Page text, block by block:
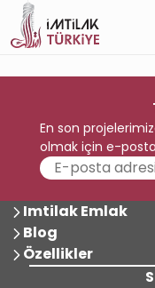
En son
olmak için e-posta
Imtilak Emlak
Blog
Özellikler